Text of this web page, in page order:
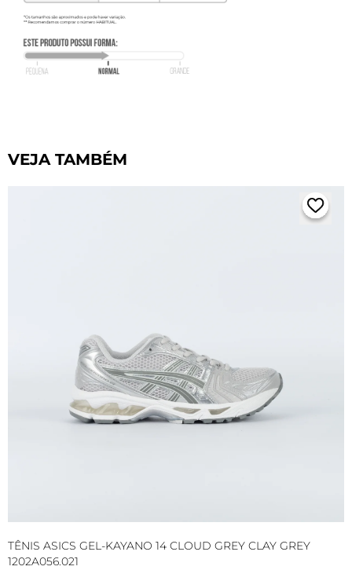
VEJA TAMBÉM
TÊNIS ASICS GEL-KAYANO 14 CLOUD GREY CLAY GREY
1202A056.021